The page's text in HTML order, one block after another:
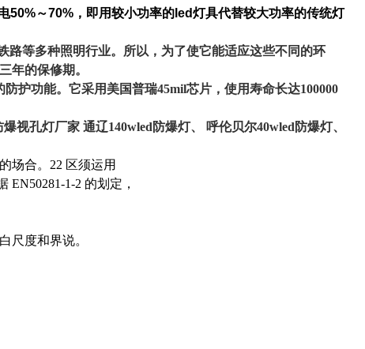
50%～70%，即用较小功率的led灯具代替较大功率的传统灯
等多种照明行业。所以，为了使它能适应这些不同的环
年的保修期。
护功能。它采用美国普瑞45mil芯片，使用寿命长达100000
视孔灯厂家 通辽140wled防爆灯、 呼伦贝尔40wled防爆灯、
场合。22 区须运用
1-2 的划定，
尺度和界说。